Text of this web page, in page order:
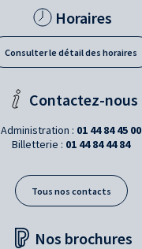
Horaires
Consulter le détail des horaires
Contactez-nous
Administration : 01 44 84 45 00
Billetterie : 01 44 84 44 84
Tous nos contacts
Nos brochures